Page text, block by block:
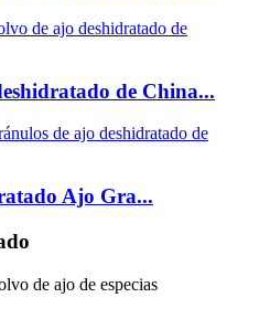
de China...
Ajo Gra...